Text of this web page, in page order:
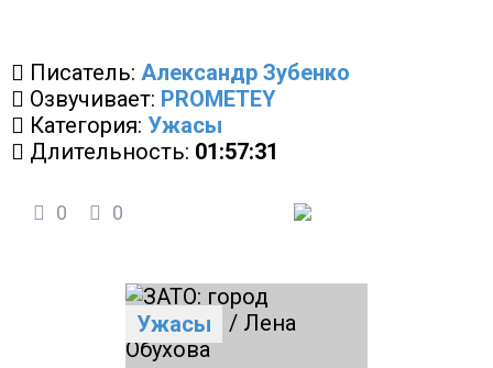
Писатель: Александр Зубенко
Озвучивает: PROMETEY
Категория: Ужасы
Длительность: 01:57:31
0 0
Ужасы